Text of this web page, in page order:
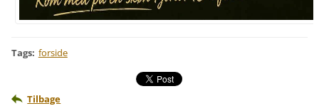
Tags: forside
Tilbage